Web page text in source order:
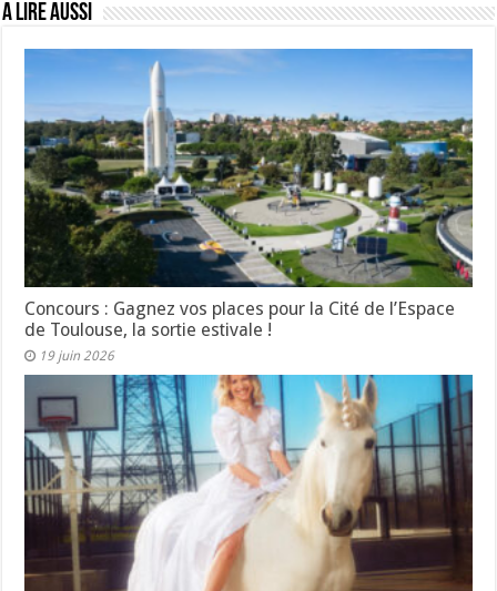
A lire aussi
Concours : Gagnez vos places pour la Cité de l’Espace
de Toulouse, la sortie estivale !
19 juin 2026